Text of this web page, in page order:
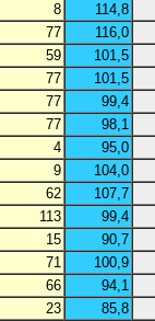
8
114,8
77
116,0
59
101,5
77
101,5
77
99,4
77
98,1
4
95,0
9
104,0
62
107,7
113
99,4
15
90,7
71
100,9
66
94,1
23
85,8